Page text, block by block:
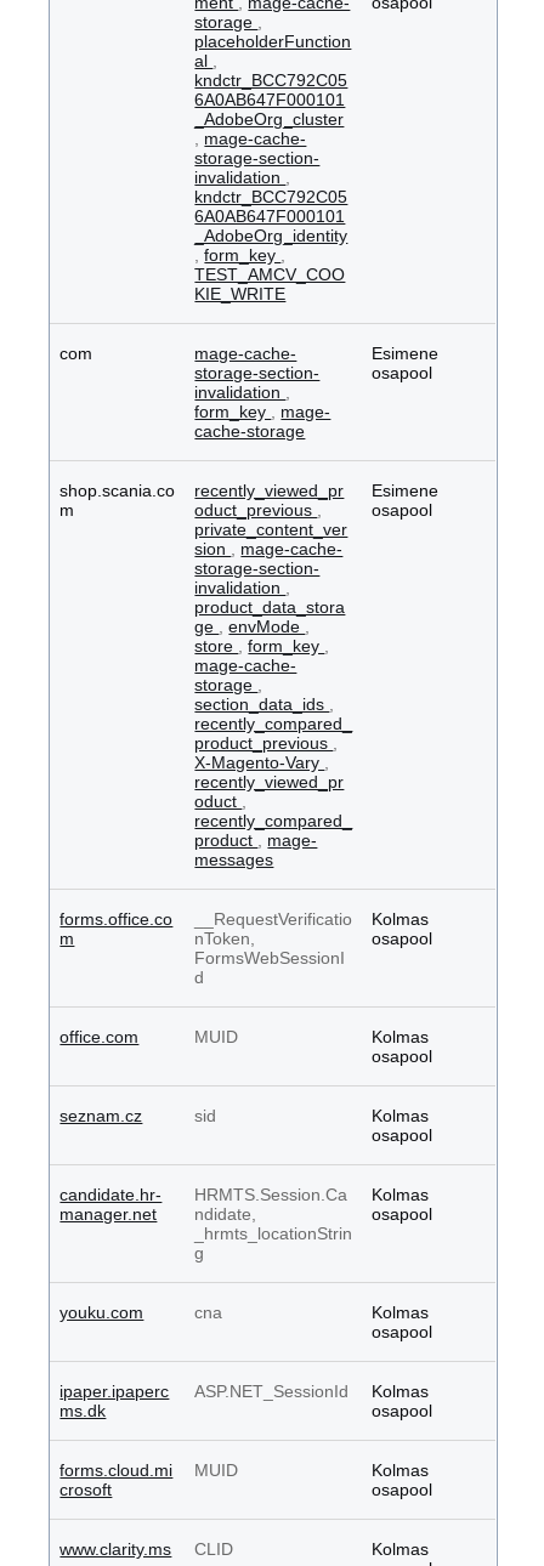
storage
placeholderFunction
al
kndctr_BCC792C05
6A0AB647F000101
_AdobeOrg_cluster
mage-cache-
storage-section-
invalidation
kndctr_BCC792C05
6A0AB647F000101
_AdobeOrg_identity
,form_key
TEST_AMCV_COO
KIE_WRITE
com
mage-cache-
storage-section-
invalidation
form_key
mage-
cache-storage
Esimene
osapool
shop.scania.co
m
recently_viewed_pr
oduct_previous
private_content_ver
sion
mage-cache-
storage-section-
invalidation
product_data_stora
ge
,envMode
store
,form_key
mage-cache-
storage
section_data_ids
recently_compared_
product_previous
X-Magento-Vary
recently_viewed_pr
oduct
recently_compared_
product
mage-
messages
Esimene
osapool
forms.office.co
m
__RequestVerificatio
nToken,
FormsWebSessionI
d
Kolmas
osapool
office.com MUID
Kolmas
osapool
seznam.cz sid
Kolmas
osapool
candidate.hr-
manager.net
HRMTS.Session.Ca
ndidate,
_hrmts_locationStrin
g
Kolmas
osapool
youku.com cna
Kolmas
osapool
ipaper.ipaperc
ms.dk
ASP.NET_SessionId
Kolmas
osapool
forms.cloud.mi
crosoft
MUID
Kolmas
osapool
www.clarity.ms CLID
Kolmas